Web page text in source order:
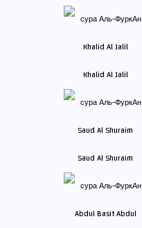
Khalid Al Jalil
Saud Al Shuraim